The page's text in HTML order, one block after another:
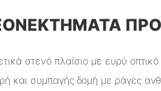
στενό πλαίσιο με ευρύ οπτικό
και συμπαγής δομή με ράγες